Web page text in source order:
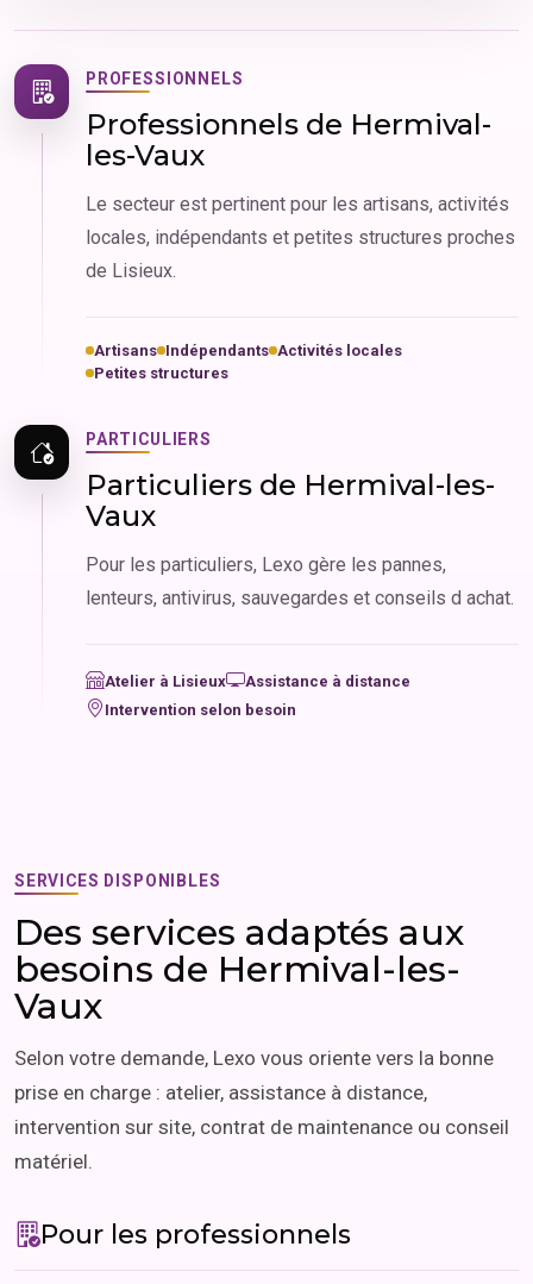
PROFESSIONNELS
Professionnels de Hermival-
les-Vaux
Le secteur est pertinent pour les artisans, activités
locales, indépendants et petites structures proches
de Lisieux.
Artisans Indépendants Activités locales
Petites structures
PARTICULIERS
Particuliers de Hermival-les-
Vaux
Pour les particuliers, Lexo gère les pannes,
lenteurs, antivirus, sauvegardes et conseils d achat.
Atelier à Lisieux
Assistance à distance
Intervention selon besoin
SERVICES DISPONIBLES
Des services adaptés aux
besoins de Hermival-les-
Vaux
Selon votre demande, Lexo vous oriente vers la bonne
prise en charge : atelier, assistance à distance,
intervention sur site, contrat de maintenance ou conseil
matériel.
Pour les professionnels